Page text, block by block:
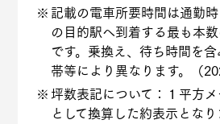
記載の電車所要時間は通勤時
の目的駅へ到着する最も本
です。乗換え、待ち時間を
帯等により異なります。（
坪数表記について：１平方
として換算した約表示となり